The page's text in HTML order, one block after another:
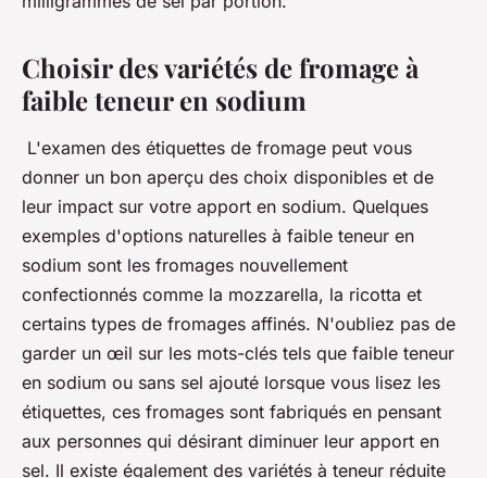
Choisir des variétés de fromage à
faible teneur en sodium
L'examen des étiquettes de fromage peut vous
donner un bon aperçu des choix disponibles et de
leur impact sur votre apport en sodium. Quelques
exemples d'options naturelles à faible teneur en
sodium sont les fromages nouvellement
confectionnés comme la mozzarella, la ricotta et
certains types de fromages affinés. N'oubliez pas de
garder un œil sur les mots-clés tels que faible teneur
en sodium ou sans sel ajouté lorsque vous lisez les
étiquettes, ces fromages sont fabriqués en pensant
aux personnes qui désirant diminuer leur apport en
sel. Il existe également des variétés à teneur réduite